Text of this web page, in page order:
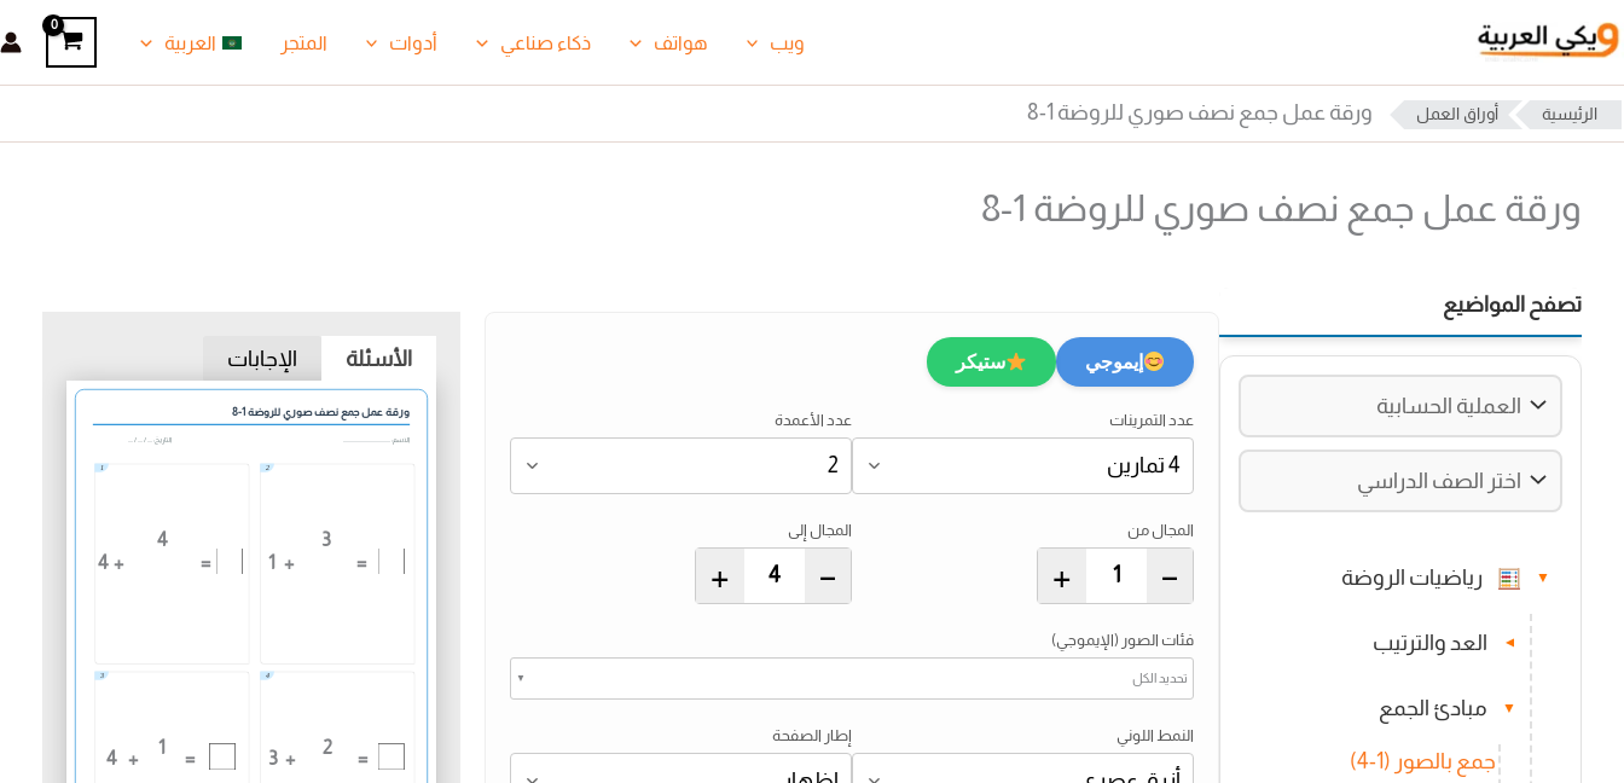
تخطي
إلى
المحتوى
ويب هواتف ذكاء صناعي أدوات المتجر العربية
الرئيسية أوراق العمل ورقة عمل جمع نصف صوري للروضة 1-8
ورقة عمل جمع نصف صوري للروضة 1-8
تصفح المواضيع
▼ رياضيات الروضة
▼ العد والترتيب
▼ مبادئ الجمع
جمع بالصور (1-4)
إيموجي ستيكر
عدد التمرينات عدد الأعمدة
المجال من
–
+
المجال إلى
–
+
فئات الصور (الإيموجي)
تحديد الكل ▼
النمط اللوني إطار الصفحة
الأسئلة الإجابات
ورقة عمل جمع نصف صوري للروضة 1-8
الاسم: ....................................... التاريخ: .... / .... / ....
1
4 +
4
=
2
1 +
3
=
3
4 +
1
=
4
3 +
2
=